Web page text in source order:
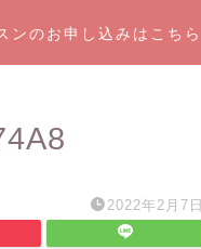
ンのお申し込みはこちら
2022年2月7日